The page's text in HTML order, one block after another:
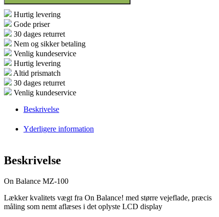
antal
Hurtig levering
Gode priser
30 dages returret
Nem og sikker betaling
Venlig kundeservice
Hurtig levering
Altid prismatch
30 dages returret
Venlig kundeservice
Beskrivelse
Yderligere information
Beskrivelse
On Balance MZ-100
Lækker kvalitets vægt fra On Balance! med større vejeflade, præcis
måling som nemt aflæses i det oplyste LCD display